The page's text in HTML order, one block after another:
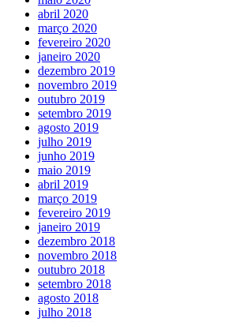
abril 2020
março 2020
fevereiro 2020
janeiro 2020
dezembro 2019
novembro 2019
outubro 2019
setembro 2019
agosto 2019
julho 2019
junho 2019
maio 2019
abril 2019
março 2019
fevereiro 2019
janeiro 2019
dezembro 2018
novembro 2018
outubro 2018
setembro 2018
agosto 2018
julho 2018